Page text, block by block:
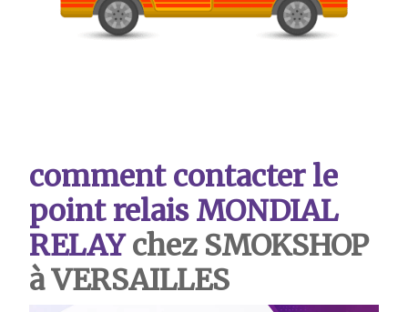
comment contacter le
point relais MONDIAL
RELAYchez SMOKSHOP
à VERSAILLES